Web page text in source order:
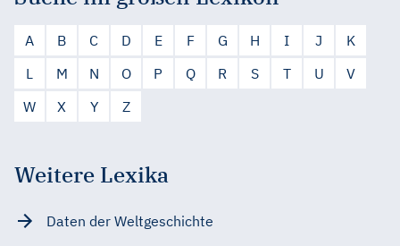
A B C D E F G H I J
K
L
M N O P Q R S T U
V
W
X Y Z
Weitere Lexika
Daten der Weltgeschichte